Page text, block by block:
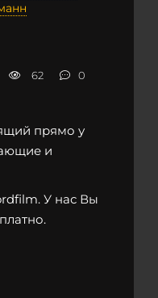
62 0
прямо у
и
У нас Вы